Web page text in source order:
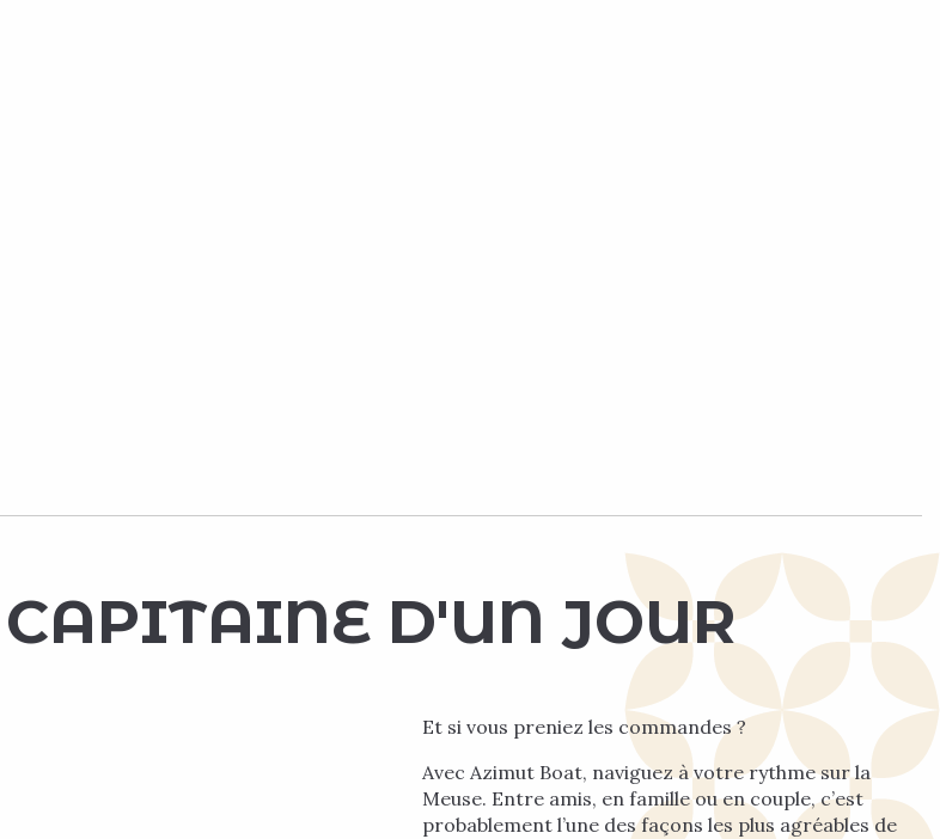
D'UN JOUR
Et si vous preniez les commandes ?
Avec Azimut Boat, naviguez à votre rythme sur la
Meuse. Entre amis, en famille ou en couple, c’est
probablement l’une des façons les plus agréables de